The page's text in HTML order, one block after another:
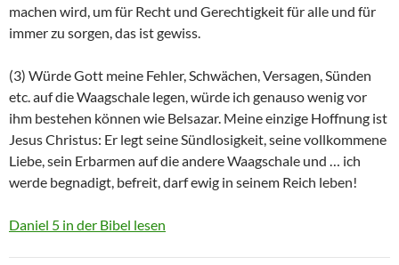
machen wird, um für Recht und Gerechtigkeit für alle und für
immer zu sorgen, das ist gewiss.
(3) Würde Gott meine Fehler, Schwächen, Versagen, Sünden
etc. auf die Waagschale legen, würde ich genauso wenig vor
ihm bestehen können wie Belsazar. Meine einzige Hoffnung ist
Jesus Christus: Er legt seine Sündlosigkeit, seine vollkommene
Liebe, sein Erbarmen auf die andere Waagschale und … ich
werde begnadigt, befreit, darf ewig in seinem Reich leben!
Daniel 5 in der Bibel lesen